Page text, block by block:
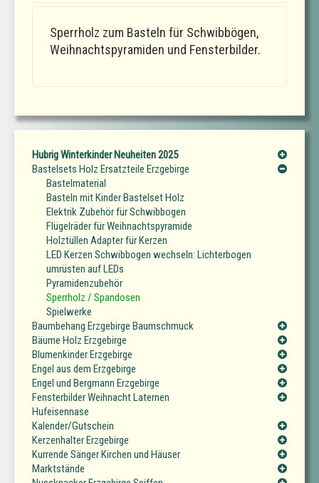
Sperrholz zum Basteln für Schwibbögen,
Weihnachtspyramiden und Fensterbilder.
Hubrig Winterkinder Neuheiten 2025
Bastelsets Holz Ersatzteile Erzgebirge
Bastelmaterial
Basteln mit Kinder Bastelset Holz
Elektrik Zubehör für Schwibbogen
Flügelräder für Weihnachtspyramide
Holztüllen Adapter für Kerzen
LED Kerzen Schwibbogen wechseln: Lichterbogen
umrüsten auf LEDs
Pyramidenzubehör
Sperrholz / Spandosen
Spielwerke
Baumbehang Erzgebirge Baumschmuck
Bäume Holz Erzgebirge
Blumenkinder Erzgebirge
Engel aus dem Erzgebirge
Engel und Bergmann Erzgebirge
Fensterbilder Weihnacht Laternen
Hufeisennase
Kalender/Gutschein
Kerzenhalter Erzgebirge
Kurrende Sänger Kirchen und Häuser
Marktstände